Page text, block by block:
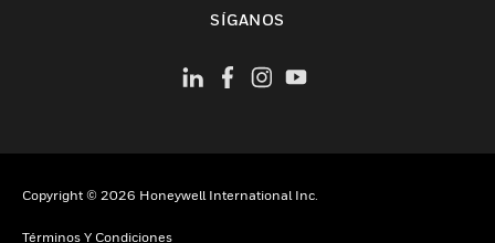
SÍGANOS
Copyright © 2026 Honeywell International Inc.
Términos Y Condiciones